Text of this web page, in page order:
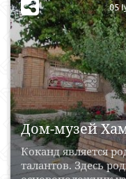
Дом-музей
Коканд является
талантов. Здесь
05